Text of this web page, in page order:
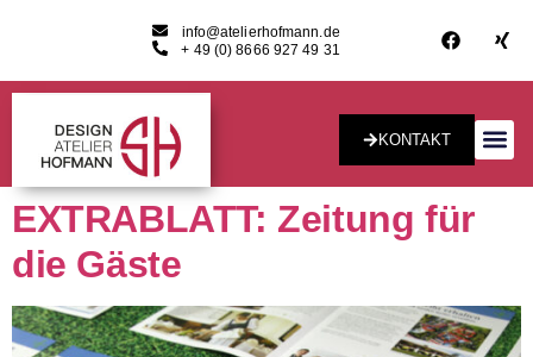
info@atelierhofmann.de
+ 49 (0) 8666 927 49 31
KONTAKT
EXTRABLATT: Zeitung für
die Gäste